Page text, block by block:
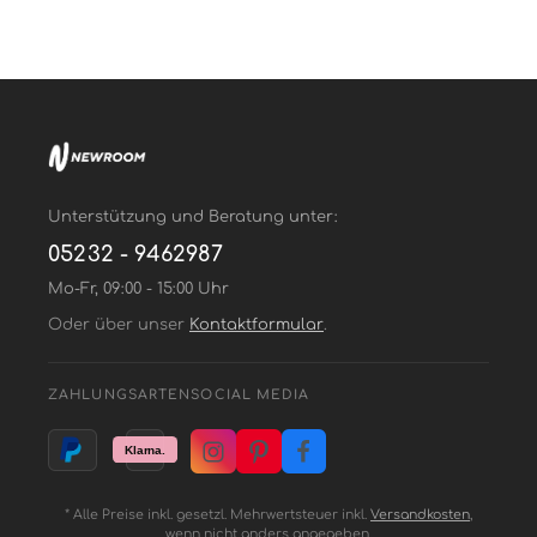
Unterstützung und Beratung unter:
05232 - 9462987
Mo-Fr, 09:00 - 15:00 Uhr
Oder über unser Kontaktformular.
ZAHLUNGSARTEN SOCIAL MEDIA
* Alle Preise inkl. gesetzl. Mehrwertsteuer inkl. Versandkosten,